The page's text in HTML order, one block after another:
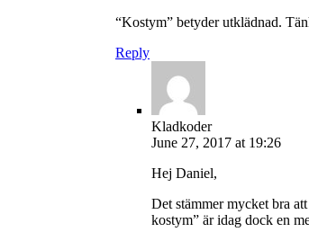
“Kostym” betyder utklädnad.
Reply
Kladkoder
June 27, 2017 at 19:26
Hej Daniel,
Det stämmer mycket bra
kostym” är idag dock en